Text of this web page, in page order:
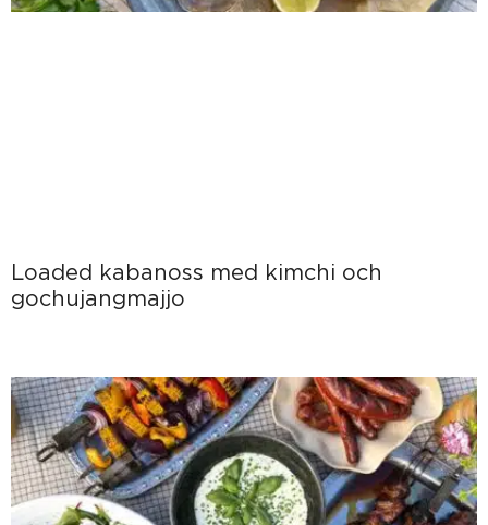
Loaded kabanoss med kimchi och
gochujangmajjo